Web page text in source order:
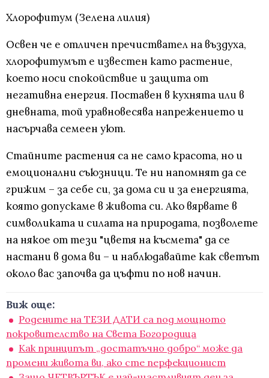
Хлорофитум (Зелена лилия)
Освен че е отличен пречиствател на въздуха,
хлорофитумът е известен като растение,
което носи спокойствие и защита от
негативна енергия. Поставен в кухнята или в
дневната, той уравновесява напрежението и
насърчава семеен уют.
Стайните растения са не само красота, но и
емоционални съюзници. Те ни напомнят да се
грижим – за себе си, за дома си и за енергията,
която допускаме в живота си. Ако вярвате в
символиката и силата на природата, позволете
на някое от тези "цветя на късмета" да се
настани в дома ви – и наблюдавайте как светът
около вас започва да цъфти по нов начин.
Виж още:
Родените на ТЕЗИ ДАТИ са под мощното
покровителство на Света Богородица
Как принципът „достатъчно добро“ може да
промени живота ви, ако сте перфекционист